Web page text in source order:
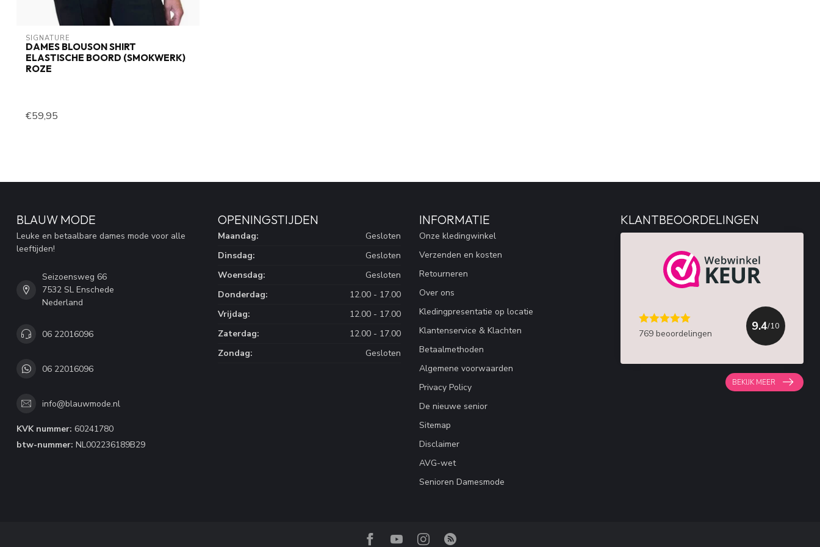
SIGNATURE
DAMES BLOUSON SHIRT
ELASTISCHE BOORD (SMOKWERK)
ROZE
€59,95
BLAUW MODE
Leuke en betaalbare dames mode voor alle
leeftijden!
Seizoensweg 66
7532 SL Enschede
Nederland
06 22016096
06 22016096
info@blauwmode.nl
KVK nummer: 60241780
btw-nummer: NL002236189B29
OPENINGSTIJDEN
Maandag:
Gesloten
Dinsdag:
Gesloten
Woensdag:
Gesloten
Donderdag:
12.00 - 17.00
Vrijdag:
12.00 - 17.00
Zaterdag:
12.00 - 17.00
Zondag:
Gesloten
INFORMATIE
Onze kledingwinkel
Verzenden en kosten
Retourneren
Over ons
Kledingpresentatie op locatie
Klantenservice & Klachten
Betaalmethoden
Algemene voorwaarden
Privacy Policy
De nieuwe senior
Sitemap
Disclaimer
AVG-wet
Senioren Damesmode
KLANTBEOORDELINGEN
769 beoordelingen
9.4/10
BEKIJK MEER